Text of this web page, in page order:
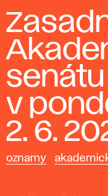
senátu
v
2. 6.
oznamy